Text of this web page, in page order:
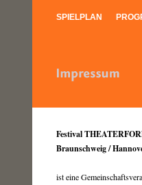
SPIELPLAN
Festival
Braunschweig /
ist eine